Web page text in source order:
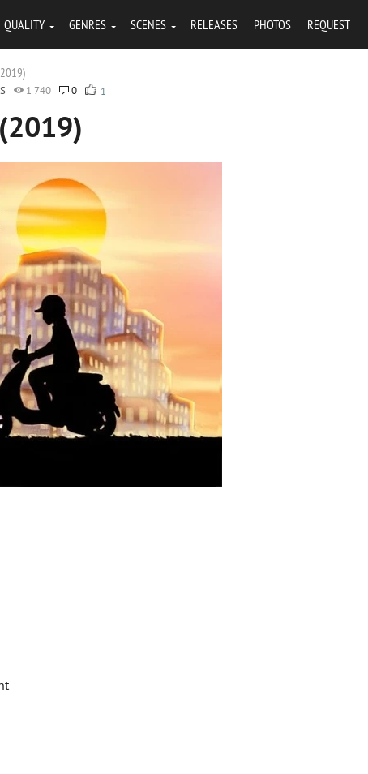
QUALITY GENRES SCENES RELEASES PHOTOS REQUEST
1 740 0 1